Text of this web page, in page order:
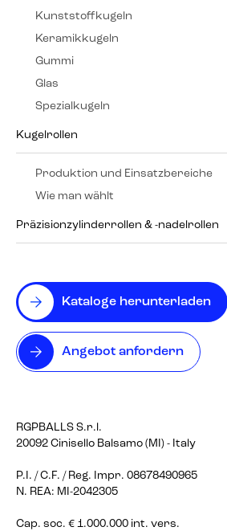
Kataloge herunterladen
Angebot anfordern
RGPBALLS S.r.l.
20092 Cinisello Balsamo (MI) - Italy
P.I. / C.F. / Reg. Impr. 08678490965
N. REA: MI-2042305
Cap. soc. € 1.000.000 int. vers.
Kunststoffkugeln
Keramikkugeln
Gummi
Glas
Spezialkugeln
Kugelrollen
Produktion und Einsatzbereiche
Wie man wählt
Präzisionzylinderrollen & -nadelrollen